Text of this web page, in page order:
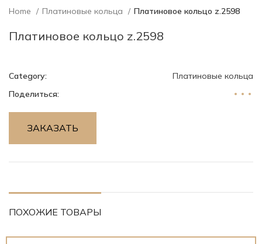
Home Платиновые кольца Платиновое кольцо z.2598
Платиновое кольцо z.2598
Category:
Платиновые кольца
Поделиться:
ЗАКАЗАТЬ
ПОХОЖИЕ ТОВАРЫ